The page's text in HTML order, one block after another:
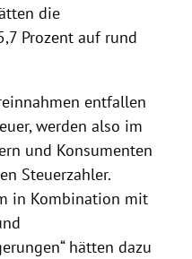
die
Prozent auf rund
entfallen
werden also im
und Konsumenten
Steuerzahler.
in Kombination mit
hätten dazu